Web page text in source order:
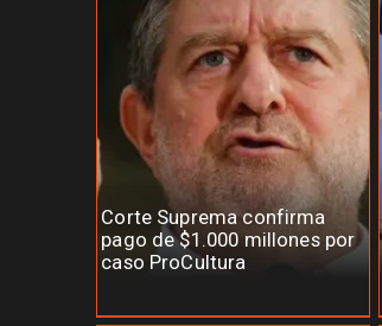
Corte Suprema confirma
pago de $1.000 millones por
caso ProCultura